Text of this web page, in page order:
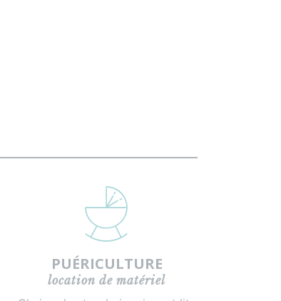
PUÉRICULTURE
location de matériel